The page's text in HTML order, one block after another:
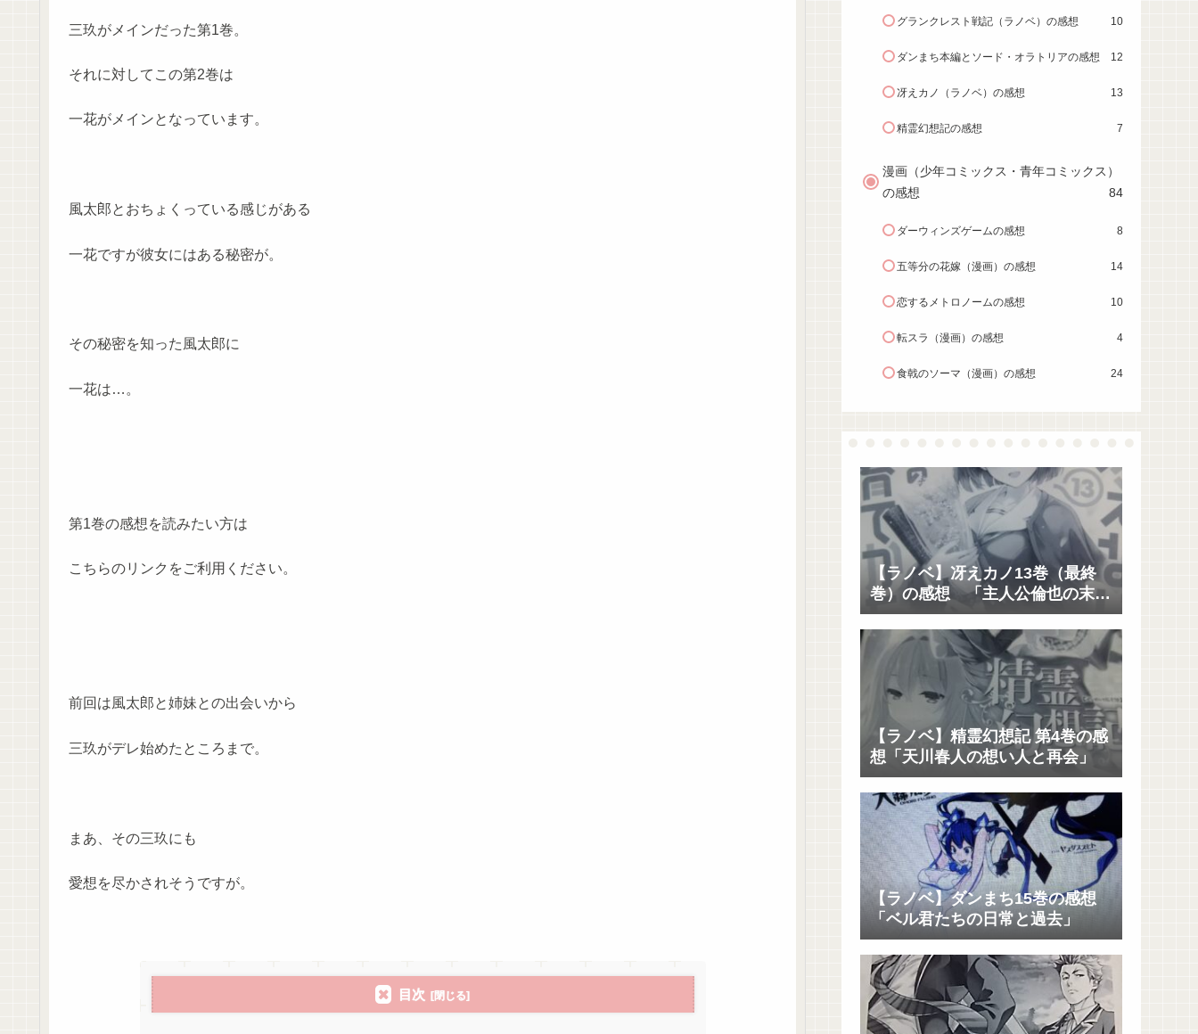
三玖がメインだった第1巻。
それに対してこの第2巻は
一花がメインとなっています。
風太郎とおちょくっている感じがある
一花ですが彼女にはある秘密が。
その秘密を知った風太郎に
一花は…。
第1巻の感想を読みたい方は
こちらのリンクをご利用ください。
前回は風太郎と姉妹との出会いから
三玖がデレ始めたところまで。
まあ、その三玖にも
愛想を尽かされそうですが。
目次
グランクレスト戦記（ラノベ）の感想 10
ダンまち本編とソード・オラトリアの感想 12
冴えカノ（ラノベ）の感想 13
精霊幻想記の感想 7
漫画（少年コミックス・青年コミックス）
の感想
84
ダーウィンズゲームの感想 8
五等分の花嫁（漫画）の感想 14
恋するメトロノームの感想 10
転スラ（漫画）の感想 4
食戟のソーマ（漫画）の感想 24
【ラノベ】冴えカノ13巻（最終
巻）の感想 「主人公倫也の末路
と未来に寄り添うのは?」
【ラノベ】精霊幻想記 第4巻の感
想「天川春人の想い人と再会」
【ラノベ】ダンまち15巻の感想
「ベル君たちの日常と過去」